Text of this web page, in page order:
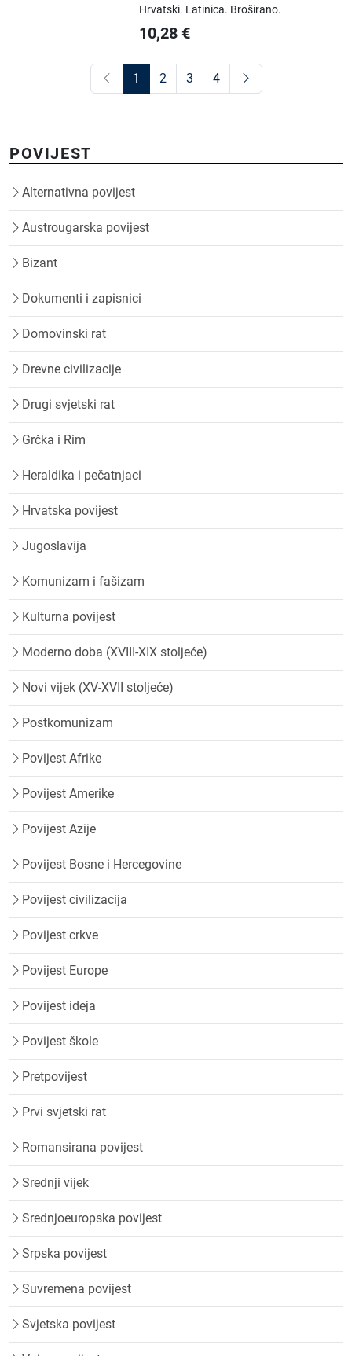
Hrvatski. Latinica. Broširano.
10,28 €
1 2 3 4
POVIJEST
Alternativna povijest
Austrougarska povijest
Bizant
Dokumenti i zapisnici
Domovinski rat
Drevne civilizacije
Drugi svjetski rat
Grčka i Rim
Heraldika i pečatnjaci
Hrvatska povijest
Jugoslavija
Komunizam i fašizam
Kulturna povijest
Moderno doba (XVIII-XIX stoljeće)
Novi vijek (XV-XVII stoljeće)
Postkomunizam
Povijest Afrike
Povijest Amerike
Povijest Azije
Povijest Bosne i Hercegovine
Povijest civilizacija
Povijest crkve
Povijest Europe
Povijest ideja
Povijest škole
Pretpovijest
Prvi svjetski rat
Romansirana povijest
Srednji vijek
Srednjoeuropska povijest
Srpska povijest
Suvremena povijest
Svjetska povijest